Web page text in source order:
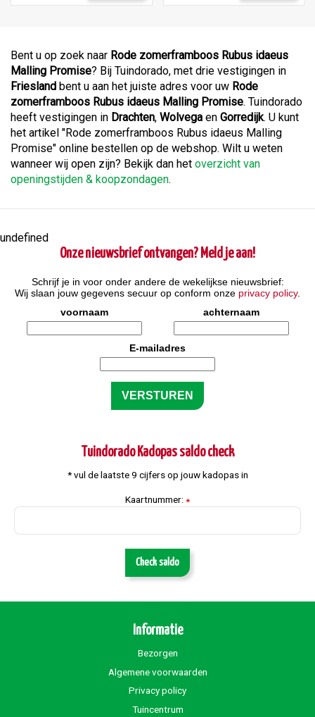
Bent u op zoek naar Rode zomerframboos Rubus idaeus
Malling Promise? Bij Tuindorado, met drie vestigingen in
Friesland bent u aan het juiste adres voor uw Rode
zomerframboos Rubus idaeus Malling Promise. Tuindorado
heeft vestigingen in Drachten, Wolvega en Gorredijk. U kunt
het artikel "Rode zomerframboos Rubus idaeus Malling
Promise" online bestellen op de webshop. Wilt u weten
wanneer wij open zijn? Bekijk dan het overzicht van
openingstijden & koopzondagen.
undefined
Onze nieuwsbrief ontvangen? Meld je aan!
Schrijf je in voor onder andere de wekelijkse nieuwsbrief:
Wij slaan jouw gegevens secuur op conform onze privacy policy.
voornaam
achternaam
E-mailadres
Tuindorado Kadopas saldo check
* vul de laatste 9 cijfers op jouw kadopas in
Kaartnummer: *
Check saldo
Informatie
Bezorgen
Algemene voorwaarden
Privacy policy
Tuincentrum